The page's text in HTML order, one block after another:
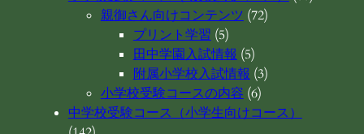
親御さん向けコンテンツ (72)
プリント学習 (5)
田中学園入試情報 (5)
附属小学校入試情報 (3)
小学校受験コースの内容 (6)
中学校受験コース（小学生向けコース）